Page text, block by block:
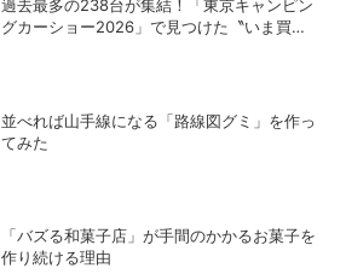
過去最多の238台が集結！「東京キャンピン
グカーショー2026」で見つけた〝いま買う
並べれば山手線になる「路線図グミ」を作っ
てみた
「バズる和菓子店」が手間のかかるお菓子を
作り続ける理由